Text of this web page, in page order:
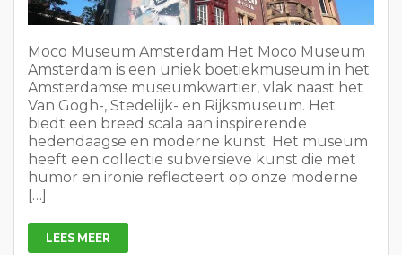
Moco Museum Amsterdam Het Moco Museum
Amsterdam is een uniek boetiekmuseum in het
Amsterdamse museumkwartier, vlak naast het
Van Gogh-, Stedelijk- en Rijksmuseum. Het
biedt een breed scala aan inspirerende
hedendaagse en moderne kunst. Het museum
heeft een collectie subversieve kunst die met
humor en ironie reflecteert op onze moderne
[…]
LEES MEER